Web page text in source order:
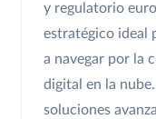
y regulatorio
estratégico ideal
a navegar por la
digital en la
soluciones